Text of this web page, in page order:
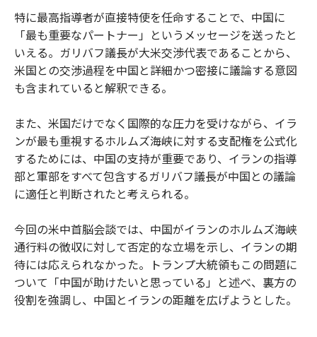
特に最高指導者が直接特使を任命することで、中国に
「最も重要なパートナー」というメッセージを送ったと
いえる。ガリバフ議長が大米交渉代表であることから、
米国との交渉過程を中国と詳細かつ密接に議論する意図
も含まれていると解釈できる。
また、米国だけでなく国際的な圧力を受けながら、イラ
ンが最も重視するホルムズ海峡に対する支配権を公式化
するためには、中国の支持が重要であり、イランの指導
部と軍部をすべて包含するガリバフ議長が中国との議論
に適任と判断されたと考えられる。
今回の米中首脳会談では、中国がイランのホルムズ海峡
通行料の徴収に対して否定的な立場を示し、イランの期
待には応えられなかった。トランプ大統領もこの問題に
ついて「中国が助けたいと思っている」と述べ、裏方の
役割を強調し、中国とイランの距離を広げようとした。